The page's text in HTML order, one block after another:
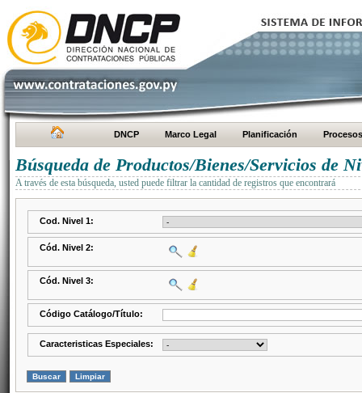
DNCP Marco Legal Planificación Procesos
Búsqueda de Productos/Bienes/Servicios de
A través de esta búsqueda, usted puede filtrar la cantidad de registros que encontrará
Cod. Nivel 1:
Cód. Nivel 2:
Cód. Nivel 3:
Código Catálogo/Título:
Caracteristicas Especiales: